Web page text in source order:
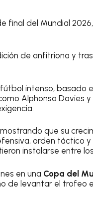
final del Mundial
de anfitriona y
intenso, basado
Alphonso Davies y
que su
orden táctico
instalarse entre
en una Copa del
de levantar el trofeo